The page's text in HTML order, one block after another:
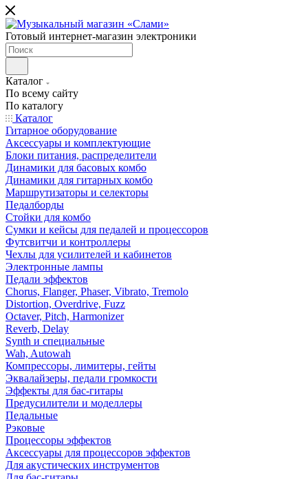
Готовый интернет-магазин электроники
Каталог
По всему сайту
По каталогу
Каталог
Гитарное оборудование
Аксессуары и комплектующие
Блоки питания, распределители
Динамики для басовых комбо
Динамики для гитарных комбо
Маршрутизаторы и селекторы
Педалборды
Стойки для комбо
Сумки и кейсы для педалей и процессоров
Футсвитчи и контроллеры
Чехлы для усилителей и кабинетов
Электронные лампы
Педали эффектов
Chorus, Flanger, Phaser, Vibrato, Tremolo
Distortion, Overdrive, Fuzz
Octaver, Pitch, Harmonizer
Reverb, Delay
Synth и специальные
Wah, Autowah
Компрессоры, лимитеры, гейты
Эквалайзеры, педали громкости
Эффекты для бас-гитары
Предусилители и моделлеры
Педальные
Рэковые
Процессоры эффектов
Аксессуары для процессоров эффектов
Для акустических инструментов